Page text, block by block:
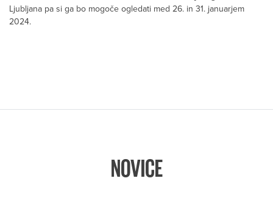
Ljubljana pa si ga bo mogoče ogledati med 26. in 31. januarjem
2024.
NOVICE